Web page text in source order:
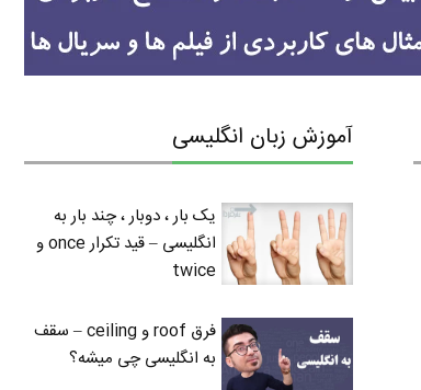
آموزش زبان انگلیسی
یک بار ، دوبار ، چند بار به
انگلیسی – قید تکرار once و
twice
فرق roof و ceiling – سقف
به انگلیسی چی میشه؟